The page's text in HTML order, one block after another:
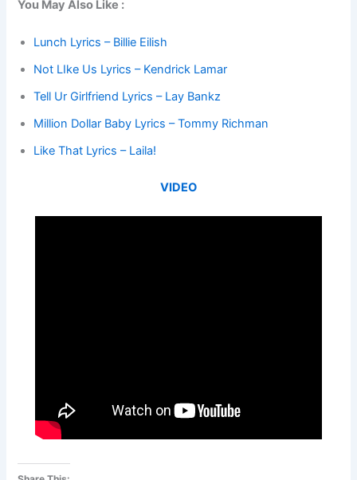
You May Also Like :
Lunch Lyrics – Billie Eilish
Not LIke Us Lyrics – Kendrick Lamar
Tell Ur Girlfriend Lyrics – Lay Bankz
Million Dollar Baby Lyrics – Tommy Richman
Like That Lyrics – Laila!
VIDEO